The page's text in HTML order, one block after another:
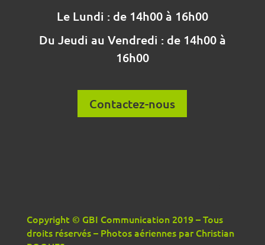
Le Lundi : de 14h00 à 16h00
Du Jeudi au Vendredi : de 14h00 à
16h00
Contactez-nous
Copyright © GBI Communication 2019 – Tous
droits réservés – Photos aériennes par Christian